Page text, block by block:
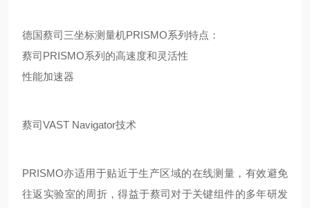
德国蔡司三坐标测量机PRISMO系列特点：
蔡司PRISMO系列的高速度和灵活性
性能加速器
蔡司VAST Navigator技术
PRISMO亦适用于贴近于生产区域的在线测量，有效避免
往返实验室的周折，得益于蔡司对于关键组件的多年研发